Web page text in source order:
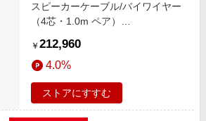
スピーカーケーブル/バイワイヤー
（4芯・1.0m ペア）
1組） SPC1.0TRIPLE-C
￥ 212,960
4.0%
ストアにすすむ